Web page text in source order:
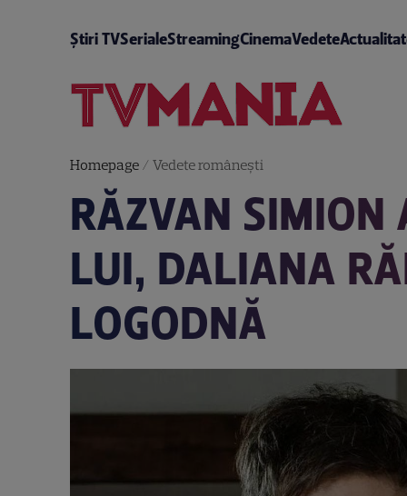
Știri TVSerialeStreamingCinemaVedete
Homepage/ Vedete româneşti
RĂZVAN SIMION
LUI, DALIANA
LOGODNĂ